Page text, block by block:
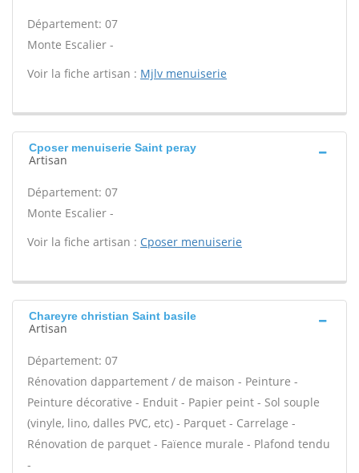
Département: 07
Monte Escalier -
Voir la fiche artisan : Mjlv menuiserie
Cposer menuiserie Saint peray
Artisan
Département: 07
Monte Escalier -
Voir la fiche artisan : Cposer menuiserie
Chareyre christian Saint basile
Artisan
Département: 07
Rénovation dappartement / de maison - Peinture -
Peinture décorative - Enduit - Papier peint - Sol souple
(vinyle, lino, dalles PVC, etc) - Parquet - Carrelage -
Rénovation de parquet - Faïence murale - Plafond tendu
-